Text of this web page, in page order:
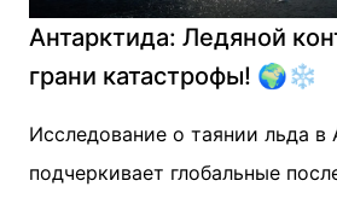
Антарктида: Ледяной
грани катастрофы! 🌍❄️
Исследование о таянии льда в
подчеркивает глобальные